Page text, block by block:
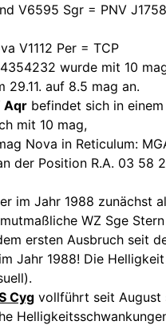
V6595 Sgr = PNV
V1112 Per = TCP
wurde mit 10
29.11. auf 8.5 mag an.
Aqr befindet sich in einem
mit 10 mag,
Nova in Reticulum:
der Position R.A. 03 58
im Jahr 1988 zunächst
WZ Sge
ersten Ausbruch seit
Jahr 1988! Die
Cyg vollführt seit August